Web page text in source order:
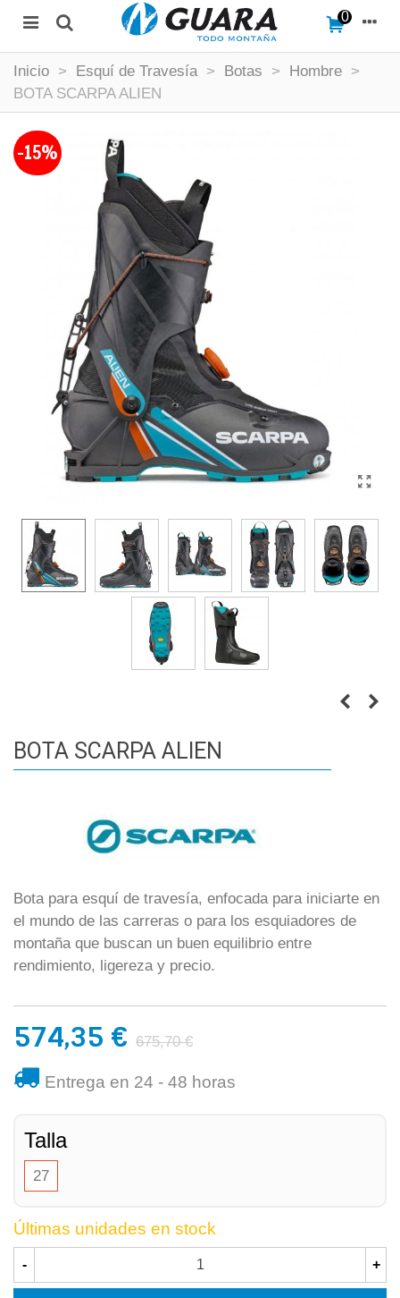
0
Inicio > Esquí de Travesía > Botas > Hombre >
BOTA SCARPA ALIEN
-15%
BOTA SCARPA ALIEN
Bota para esquí de travesía, enfocada para iniciarte en
el mundo de las carreras o para los esquiadores de
montaña que buscan un buen equilibrio entre
rendimiento, ligereza y precio.
574,35 € 675,70 €
Entrega en 24 - 48 horas
Talla
27
Últimas unidades en stock
- +